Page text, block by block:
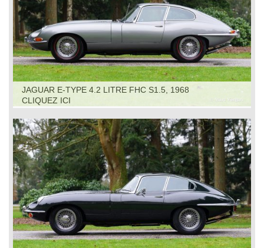
JAGUAR E-TYPE 4.2 LITRE FHC S1.5, 1968
CLIQUEZ ICI